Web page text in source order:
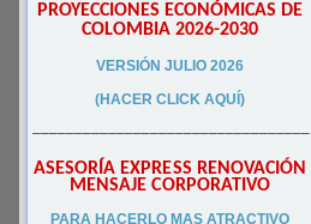
PROYECCIONES ECONÓMICAS DE
COLOMBIA 2026-2030
VERSIÓN JULIO 2026
(HACER CLICK AQUÍ)
–––––––––––––––––––––––––––––––––
ASESORÍA EXPRESS RENOVACIÓN
MENSAJE CORPORATIVO
PARA HACERLO MAS ATRACTIVO